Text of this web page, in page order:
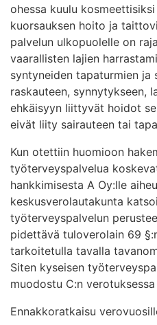
ohessa kuulu
kuorsauksen hoito ja
palvelun ulkopuolelle on
vaarallisten lajien
syntyneiden tapaturmien ja
raskauteen, synnytykseen,
ehkäisyyn liittyvät hoidot
eivät liity sairauteen tai
Kun otettiin huomioon
työterveyspalvelua
hankkimisesta A Oy:lle
keskusverolautakunta
työterveyspalvelun
pidettävä tuloverolain 69
tarkoitetulla tavalla
Siten kyseisen
muodostu C:n
Ennakkoratkaisu